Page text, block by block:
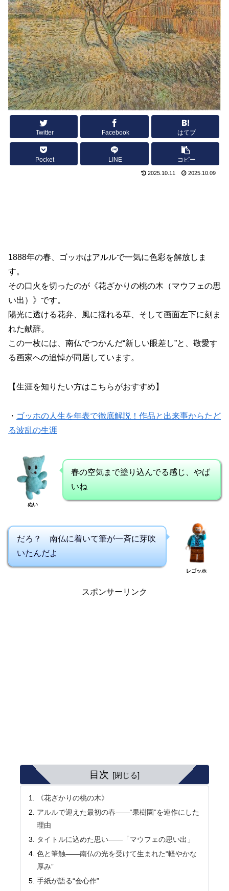
Twitter Facebook はてブ
Pocket LINE コピー
2025.10.11 2025.10.09
1888年の春、ゴッホはアルルで一気に色彩を解放しま
す。
その口火を切ったのが《花ざかりの桃の木（マウフェの思
い出）》です。
陽光に透ける花弁、風に揺れる草、そして画面左下に刻ま
れた献辞。
この一枚には、南仏でつかんだ“新しい眼差し”と、敬愛す
る画家への追悼が同居しています。
【生涯を知りたい方はこちらがおすすめ】
・ ゴッホの人生を年表で徹底解説！作品と出来事からたど
る波乱の生涯
ぬい
春の空気まで塗り込んでる感じ、やば
いね
だろ？ 南仏に着いて筆が一斉に芽吹
いたんだよ
レゴッホ
スポンサーリンク
目次
《花ざかりの桃の木》
アルルで迎えた最初の春――“果樹園”を連作にした
理由
タイトルに込めた思い――「マウフェの思い出」
色と筆触――南仏の光を受けて生まれた“軽やかな
厚み”
手紙が語る“会心作”